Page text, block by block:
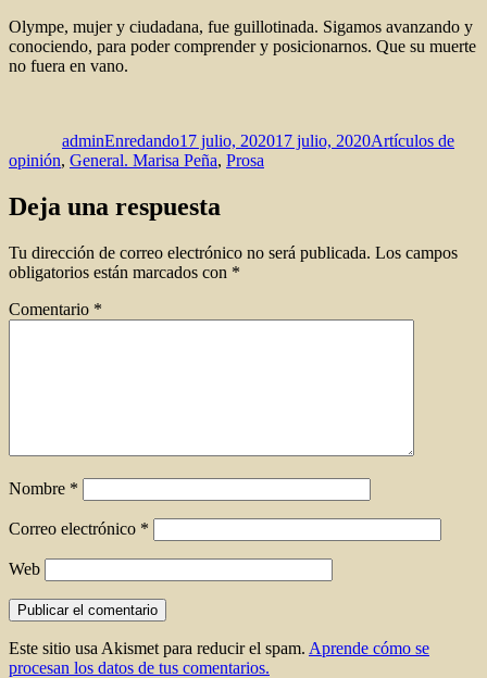
Olympe, mujer y ciudadana, fue guillotinada. Sigamos avanzando y
conociendo, para poder comprender y posicionarnos. Que su muerte
no fuera en vano.
adminEnredando17 julio, 202017 julio, 2020Artí­culos de
opinión, General. Marisa Peña, Prosa
Deja una respuesta
Tu dirección de correo electrónico no será publicada. Los campos
obligatorios están marcados con *
Comentario *
Nombre *
Correo electrónico *
Web
Este sitio usa Akismet para reducir el spam. Aprende cómo se
procesan los datos de tus comentarios.